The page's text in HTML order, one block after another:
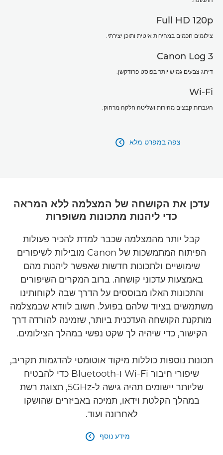
Full HD 120p
צילומים חכמים במהירות איטית ותוכן יצירתי.
Canon Log 3
דירוג צבעים גמיש יותר בפוסט פרודקשן.
Wi-Fi
העברות קבצים מהירות ושליטה חלקה מרחוק.
צפה במפרט מלא 
עדכן את הקושחה של המצלמה ללא המראה
כדי ליהנות מתכונות משופרות
קבל יותר מהמצלמה שכבר למדת להכיר פעולות
הפיתוח המתמשכות של Canon מובילות לשיפורים
שימושיים ולתכונות חדשות שאפשר ליהנות מהם
באמצעות עדכוני קושחה. ברוב המקרים השיפורים
והתכונות האלו מבוססים על הדרך שבה לקוחותינו
משתמשים בציוד שלהם בפועל. חשוב לוודא שבמצלמה
מותקנת הקושחה העדכנית ביותר, שזמינה להורדה דרך
הקישור, כדי שיהיה לך שקט נפשי במהלך הצילומים.
תכונות נוספות כוללות מיקוד אוטומטי להדגמות תקריב,
שיפורי חיבור Wi-Fi ו-Bluetooth כדי להבטיח
שליותר יישומים תהיה גישה ל-5GHz, תצוגת רשת
במהלך הקלטת וידאו, תמיכה באביזרים שהושקו
לאחרונה ועוד.
מידע נוסף 